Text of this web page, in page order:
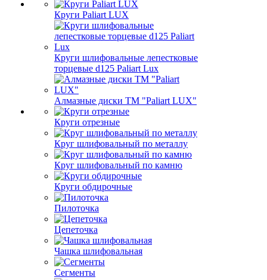
Круги Paliart LUX
Круги шлифовальные лепестковые
торцевые d125 Paliart Lux
Алмазные диски ТМ "Paliart LUX"
Круги отрезные
Круг шлифовальный по металлу
Круг шлифовальный по камню
Круги обдирочные
Пилоточка
Цепеточка
Чашка шлифовальная
Сегменты